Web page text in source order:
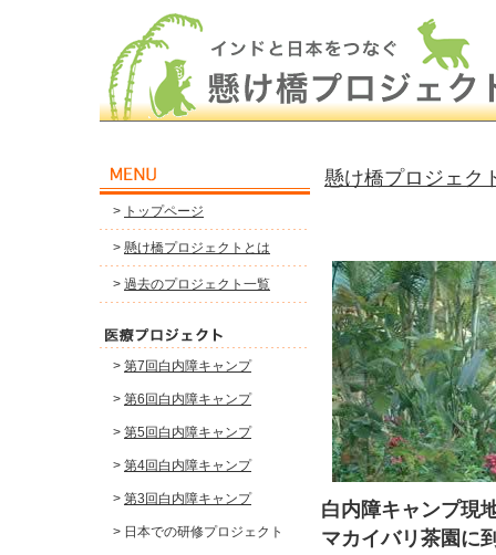
> トップページ
> 懸け橋プロジェクトとは
> 過去のプロジェクト一覧
> 第7回白内障キャンプ
> 第6回白内障キャンプ
> 第5回白内障キャンプ
> 第4回白内障キャンプ
> 第3回白内障キャンプ
> 日本での研修プロジェクト
懸け橋プロジェク
白内障キャンプ
マカイバリ茶園に